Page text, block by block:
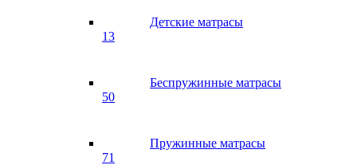
Детские матрасы
13
Беспружинные матрасы
50
Пружинные матрасы
71